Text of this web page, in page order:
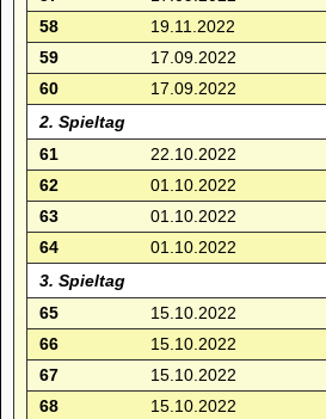
58
19.11.2022
59
17.09.2022
60
17.09.2022
2. Spieltag
61
22.10.2022
62
01.10.2022
63
01.10.2022
64
01.10.2022
3. Spieltag
65
15.10.2022
66
15.10.2022
67
15.10.2022
68
15.10.2022